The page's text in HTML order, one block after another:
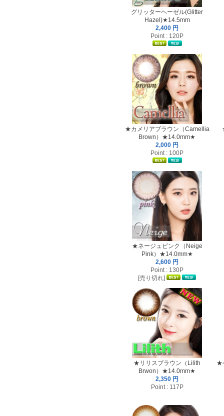
グリッターヘーゼル(Glitter
Hazel)★14.5mm
2,400 円
Point : 120P
★カメリアブラウン（Camellia
Brown）★14.0mm★
2,000 円
Point : 100P
★ネージュピンク（Neige
Pink）★14.0mm★
2,600 円
Point : 130P
[売り切れ]
★リリスブラウン（Lilith
Brwon）★14.0mm★
2,350 円
Point : 117P
★